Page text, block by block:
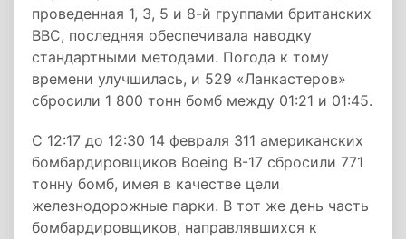
проведенная 1, 3, 5 и 8-й группами британских
ВВС, последняя обеспечивала наводку
стандартными методами. Погода к тому
времени улучшилась, и 529 «Ланкастеров»
сбросили 1 800 тонн бомб между 01:21 и 01:45.
С 12:17 до 12:30 14 февраля 311 американских
бомбардировщиков Boeing B-17 сбросили 771
тонну бомб, имея в качестве цели
железнодорожные парки. В тот же день часть
бомбардировщиков, направлявшихся к